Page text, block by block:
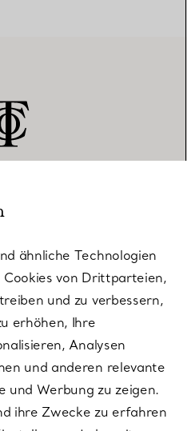
ähnliche Technologien
Cookies von Drittparteien,
und zu verbessern,
erhöhen, Ihre
Analysen
und anderen relevante
und Werbung zu zeigen.
ihre Zwecke zu erfahren